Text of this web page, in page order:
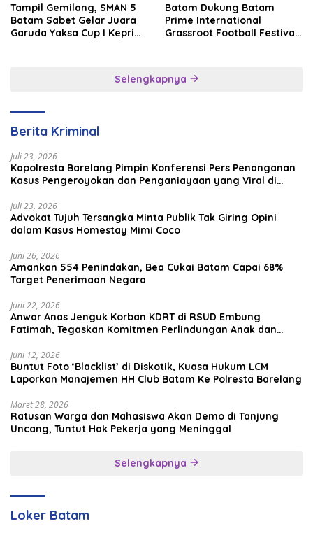
Tampil Gemilang, SMAN 5
Batam Sabet Gelar Juara
Garuda Yaksa Cup I Kepri
Batam Dukung Batam
Prime International
Grassroot Football Festival
Brunei–Malaysia
Selengkapnya
Berita Kriminal
Juli 23, 2026
Kapolresta Barelang Pimpin Konferensi Pers Penanganan
Kasus Pengeroyokan dan Penganiayaan yang Viral di
Juli 23, 2026
Advokat Tujuh Tersangka Minta Publik Tak Giring Opini
dalam Kasus Homestay Mimi Coco
Juni 26, 2026
Amankan 554 Penindakan, Bea Cukai Batam Capai 68%
Target Penerimaan Negara
Juni 22, 2026
Anwar Anas Jenguk Korban KDRT di RSUD Embung
Fatimah, Tegaskan Komitmen Perlindungan Anak dan
Juni 12, 2026
Buntut Foto ‘Blacklist’ di Diskotik, Kuasa Hukum LCM
Laporkan Manajemen HH Club Batam Ke Polresta Barelang
Maret 28, 2026
Ratusan Warga dan Mahasiswa Akan Demo di Tanjung
Uncang, Tuntut Hak Pekerja yang Meninggal
Selengkapnya
Loker Batam